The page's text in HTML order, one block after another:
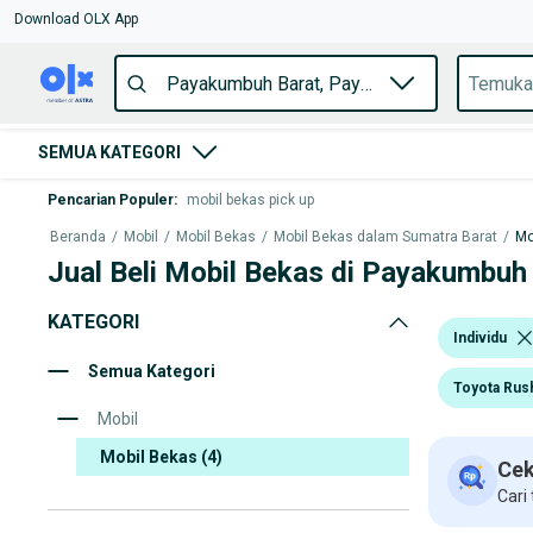
Download OLX App
SEMUA KATEGORI
Pencarian Populer: mobil bekas pick up
Beranda / Mobil / Mobil Bekas / Mobil Bekas dalam Sumatra Barat /
Jual Beli Mobil Bekas di
KATEGORI
Semua Kategori
Mobil
Mobil Bekas (4)
Individu
Toyota
Cari